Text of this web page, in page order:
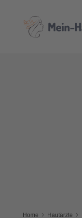
Home Hautärzte